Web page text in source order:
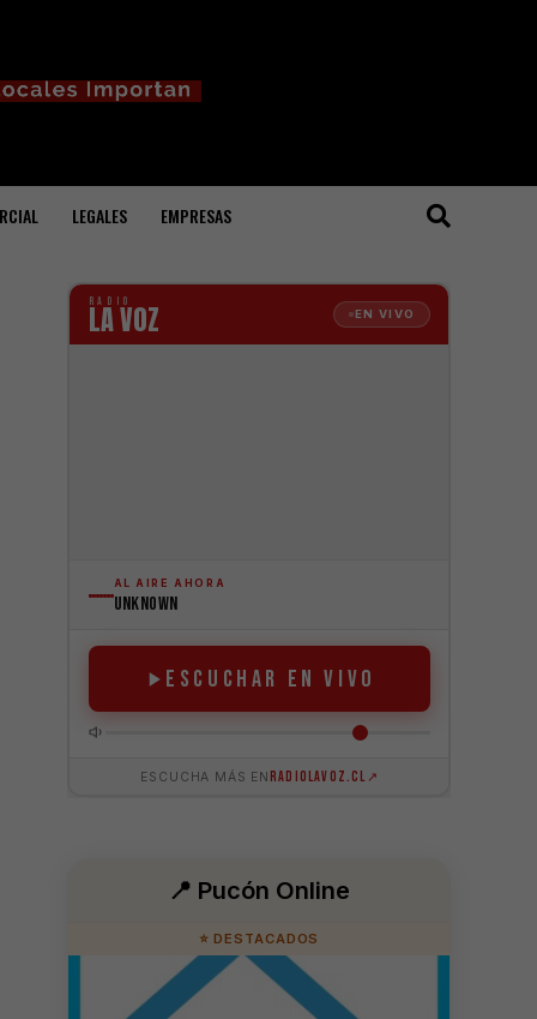
LEGALES EMPRESAS
📍 Pucón Online
⭐ DESTACADOS